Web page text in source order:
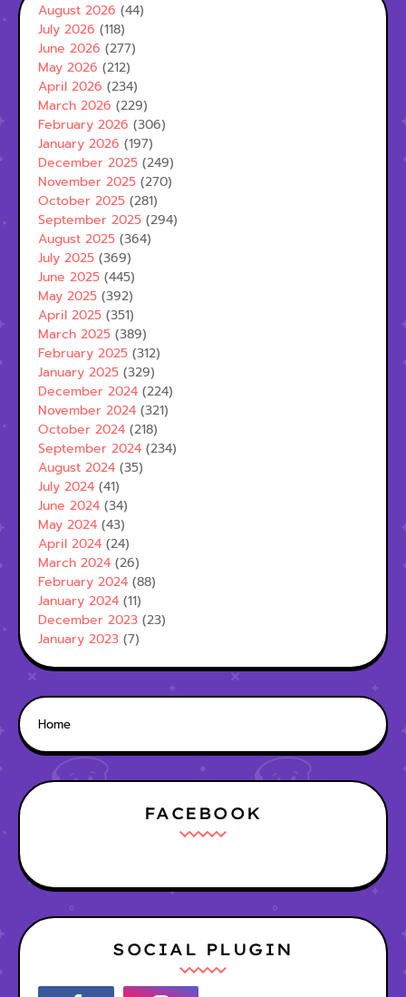
August 2026 (44)
July 2026 (118)
June 2026 (277)
May 2026 (212)
April 2026 (234)
March 2026 (229)
February 2026 (306)
January 2026 (197)
December 2025 (249)
November 2025 (270)
October 2025 (281)
September 2025 (294)
August 2025 (364)
July 2025 (369)
June 2025 (445)
May 2025 (392)
April 2025 (351)
March 2025 (389)
February 2025 (312)
January 2025 (329)
December 2024 (224)
November 2024 (321)
October 2024 (218)
September 2024 (234)
August 2024 (35)
July 2024 (41)
June 2024 (34)
May 2024 (43)
April 2024 (24)
March 2024 (26)
February 2024 (88)
January 2024 (11)
December 2023 (23)
January 2023 (7)
Home
FACEBOOK
SOCIAL PLUGIN